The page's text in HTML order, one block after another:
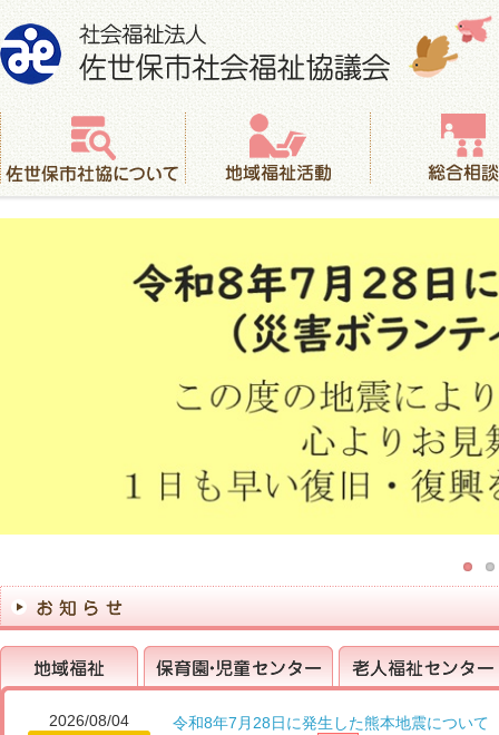
社会福祉法人 佐世保市社会福祉協議会
佐世保市社協について
地域福祉活動 総合相談
2026/08/04
令和8年7月28日に発生した熊本地震について